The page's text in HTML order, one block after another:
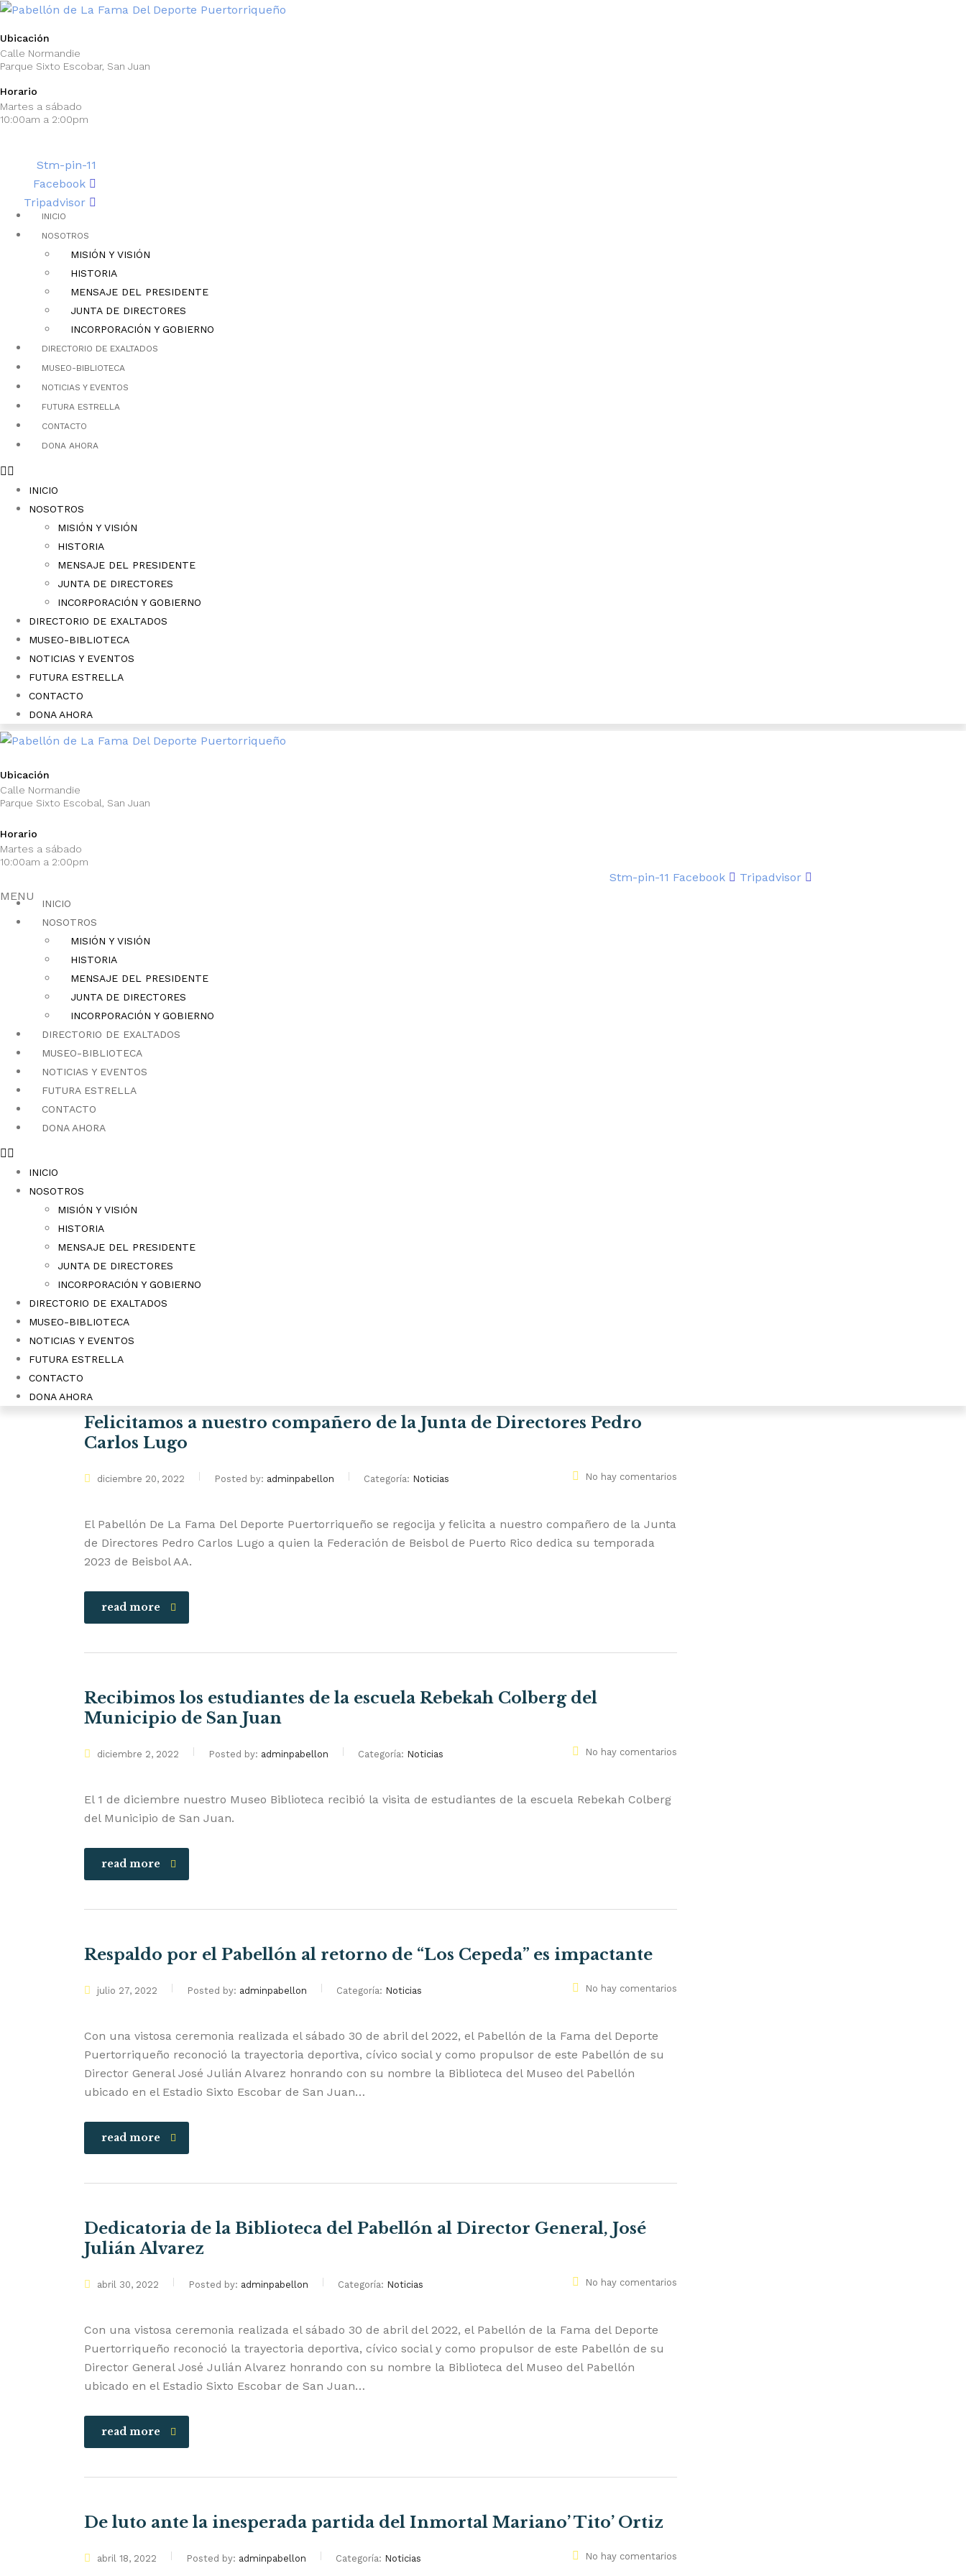
Ubicación
Calle Normandie
Parque Sixto Escobar, San Juan
Horario
Martes a sábado
10:00am a 2:00pm
Stm-pin-11
Facebook
Tripadvisor
INICIO
NOSOTROS
MISIÓN Y VISIÓN
HISTORIA
MENSAJE DEL PRESIDENTE
JUNTA DE DIRECTORES
INCORPORACIÓN Y GOBIERNO
DIRECTORIO DE EXALTADOS
MUSEO-BIBLIOTECA
NOTICIAS Y EVENTOS
FUTURA ESTRELLA
CONTACTO
DONA AHORA
INICIO
NOSOTROS
MISIÓN Y VISIÓN
HISTORIA
MENSAJE DEL PRESIDENTE
JUNTA DE DIRECTORES
INCORPORACIÓN Y GOBIERNO
DIRECTORIO DE EXALTADOS
MUSEO-BIBLIOTECA
NOTICIAS Y EVENTOS
FUTURA ESTRELLA
CONTACTO
DONA AHORA
Ubicación
Calle Normandie
Parque Sixto Escobal, San Juan
Horario
Martes a sábado
10:00am a 2:00pm
Stm-pin-11 Facebook
Tripadvisor
MENU
INICIO
NOSOTROS
MISIÓN Y VISIÓN
HISTORIA
MENSAJE DEL PRESIDENTE
JUNTA DE DIRECTORES
INCORPORACIÓN Y GOBIERNO
DIRECTORIO DE EXALTADOS
MUSEO-BIBLIOTECA
NOTICIAS Y EVENTOS
FUTURA ESTRELLA
CONTACTO
DONA AHORA
INICIO
NOSOTROS
MISIÓN Y VISIÓN
HISTORIA
MENSAJE DEL PRESIDENTE
JUNTA DE DIRECTORES
INCORPORACIÓN Y GOBIERNO
DIRECTORIO DE EXALTADOS
MUSEO-BIBLIOTECA
NOTICIAS Y EVENTOS
FUTURA ESTRELLA
CONTACTO
DONA AHORA
Felicitamos a nuestro compañero de la Junta de Directores Pedro
Carlos Lugo
diciembre 20, 2022 Posted by: adminpabellon Categoría: Noticias No hay comentarios
El Pabellón De La Fama Del Deporte Puertorriqueño se regocija y felicita a nuestro compañero de la Junta
de Directores Pedro Carlos Lugo a quien la Federación de Beisbol de Puerto Rico dedica su temporada
2023 de Beisbol AA.
read more
Recibimos los estudiantes de la escuela Rebekah Colberg del
Municipio de San Juan
diciembre 2, 2022 Posted by: adminpabellon Categoría: Noticias No hay comentarios
El 1 de diciembre nuestro Museo Biblioteca recibió la visita de estudiantes de la escuela Rebekah Colberg
del Municipio de San Juan.
read more
Respaldo por el Pabellón al retorno de “Los Cepeda” es impactante
julio 27, 2022 Posted by: adminpabellon Categoría: Noticias No hay comentarios
Con una vistosa ceremonia realizada el sábado 30 de abril del 2022, el Pabellón de la Fama del Deporte
Puertorriqueño reconoció la trayectoria deportiva, cívico social y como propulsor de este Pabellón de su
Director General José Julián Alvarez honrando con su nombre la Biblioteca del Museo del Pabellón
ubicado en el Estadio Sixto Escobar de San Juan…
read more
Dedicatoria de la Biblioteca del Pabellón al Director General, José
Julián Alvarez
abril 30, 2022 Posted by: adminpabellon Categoría: Noticias No hay comentarios
Con una vistosa ceremonia realizada el sábado 30 de abril del 2022, el Pabellón de la Fama del Deporte
Puertorriqueño reconoció la trayectoria deportiva, cívico social y como propulsor de este Pabellón de su
Director General José Julián Alvarez honrando con su nombre la Biblioteca del Museo del Pabellón
ubicado en el Estadio Sixto Escobar de San Juan…
read more
De luto ante la inesperada partida del Inmortal Mariano’ Tito’ Ortiz
abril 18, 2022 Posted by: adminpabellon Categoría: Noticias No hay comentarios